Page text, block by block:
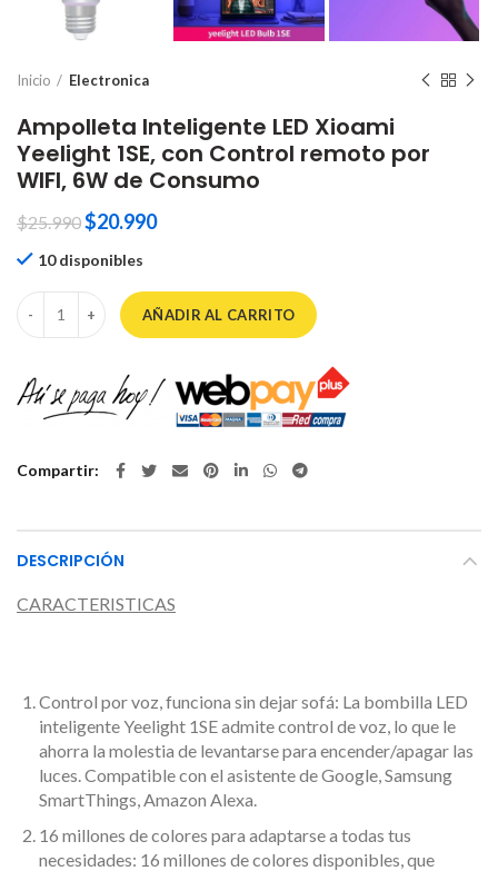
Inicio Electronica
Ampolleta Inteligente LED Xioami
Yeelight 1SE, con Control remoto por
WIFI, 6W de Consumo
$25.990$20.990
10 disponibles
Ampolleta Inteligente LED Xioami Yeelight 1SE, con Control remoto
AÑADIR AL CARRITO
Compartir
DESCRIPCIÓN
CARACTERISTICAS
Control por voz, funciona sin dejar sofá: La bombilla LED
inteligente Yeelight 1SE admite control de voz, lo que le
ahorra la molestia de levantarse para encender/apagar las
luces. Compatible con el asistente de Google, Samsung
SmartThings, Amazon Alexa.
16 millones de colores para adaptarse a todas tus
necesidades: 16 millones de colores disponibles, que